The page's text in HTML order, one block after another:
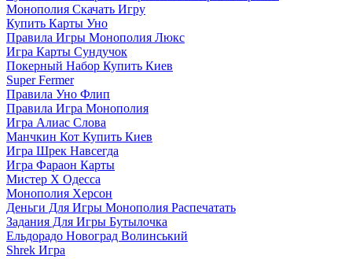
Монополия Скачать Игру
Купить Карты Уно
Правила Игры Монополия Люкс
Игра Карты Сундучок
Покерный Набор Купить Киев
Super Fermer
Правила Уно Флип
Правила Игра Монополия
Игра Алиас Слова
Манчкин Кот Купить Киев
Игра Шрек Навсегда
Игра Фараон Карты
Мистер Х Одесса
Монополия Херсон
Деньги Для Игры Монополия Распечатать
Задания Для Игры Бутылочка
Ельдорадо Новоград Волинський
Shrek Игра